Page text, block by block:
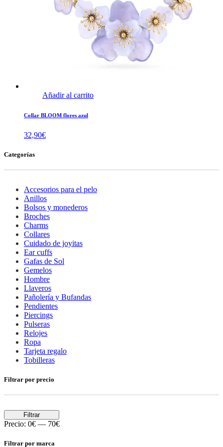
Añadir al carrito
Collar BLOOM flores azul
32,90€
Categorías
Accesorios para el pelo
Anillos
Bolsos y monederos
Broches
Charms
Collares
Cuidado de joyitas
Ear cuffs
Gafas de Sol
Gemelos
Hombre
Llaveros
Pañolería y Bufandas
Pendientes
Piercings
Pulseras
Relojes
Ropa
Tarjeta regalo
Tobilleras
Filtrar por precio
Filtrar
Precio: 0€ — 70€
Filtrar por marca